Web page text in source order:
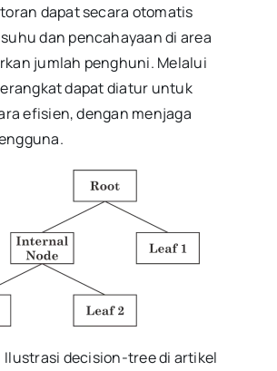
dapat secara otomatis
dan pencahayaan di area
jumlah penghuni. Melalui
dapat diatur untuk
efisien, dengan menjaga
Ilustrasi decision-tree di artikel